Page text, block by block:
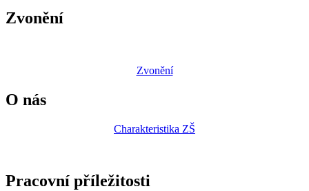
Zvonění
Zvonění
O nás
Charakteristika ZŠ
Pracovní příležitosti